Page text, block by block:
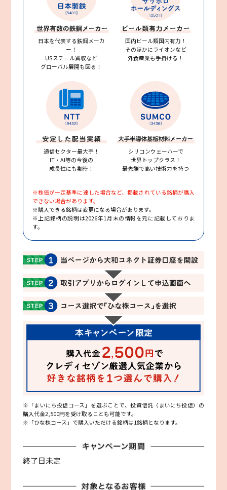
日本を代表する鉄鋼メーカ
ー！
USスチール買収など
グローバル展開も図る！
国内ビール類国内有力！
そのほかにライオンなど
外食産業も手掛ける！
通信セクター最大手！
IT・AI等の今後の
成長性にも期待！
シリコンウェーハーで
世界トップクラス！
最先端で高い技術力を持つ
※株価が一定基準に達した場合など、掲載されている銘柄が購入
できない場合があります。
※購入できる銘柄は変更になる場合があります。
※上記銘柄の説明は2026年1月末の情報を元に記載しておりま
す。
※「まいにち投信コース」を選ぶことで、投資信託（まいにち投信）の
購入代金2,500円を受け取ることも可能です。
※「ひな株コース」で購入いただける銘柄は1銘柄となります。
終了日未定